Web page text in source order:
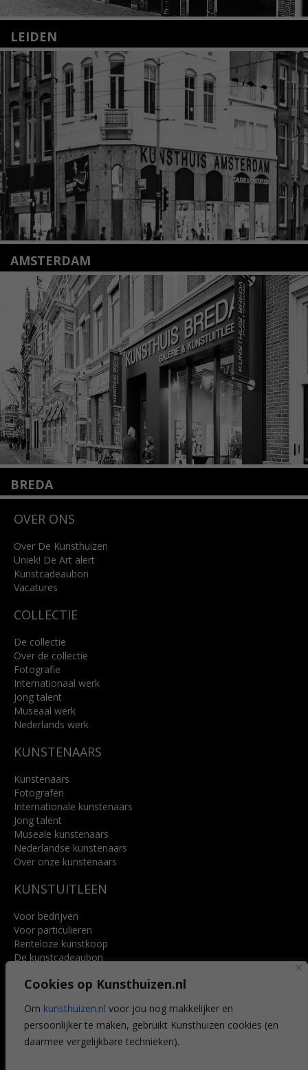
Cookies op Kunsthuizen.nl
Om kunsthuizen.nl voor jou nog makkelijker en
persoonlijker te maken, gebruikt Kunsthuizen cookies (en
daarmee vergelijkbare technieken).
LEIDEN
Nieuwstraat 35
2312 KA Leiden
+31(0)71 – 52 84 480
info@kunsthuisleiden.nl
Lees meer
AMSTERDAM
Amstelveenseweg 135
1075 VX Amsterdam
+31 (0)20 2332546
info@kunsthuisamsterdam.nl
Lees meer
BREDA
4818 SB Breda
info@kunsthuisbreda.nl
Lees meer
OVER ONS
Over De Kunsthuizen
Uniek! De Art alert
Kunstcadeaubon
Vacatures
COLLECTIE
De collectie
Over de collectie
Fotografie
Internationaal werk
Jong talent
Museaal werk
Nederlands werk
KUNSTENAARS
Kunstenaars
Fotografen
Internationale kunstenaars
Jong talent
Museale kunstenaars
Nederlandse kunstenaars
Over onze kunstenaars
KUNSTUITLEEN
Voor bedrijven
Voor particulieren
Renteloze kunstkoop
De kunstcadeaubon
Voordelen
Veelgestelde vragen
CONTACT